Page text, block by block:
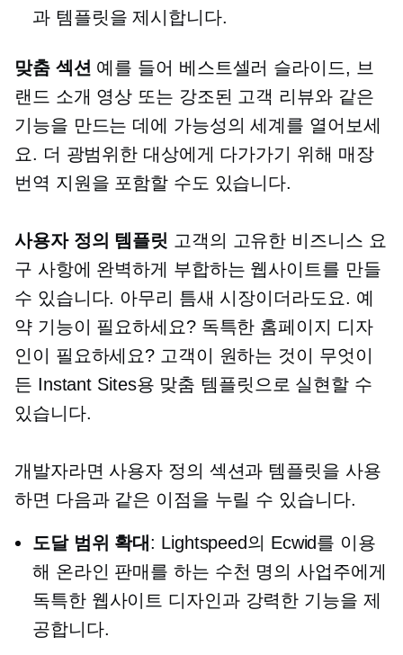
과 템플릿을 제시합니다.
맞춤 섹션 예를 들어 베스트셀러 슬라이드, 브
랜드 소개 영상 또는 강조된 고객 리뷰와 같은
기능을 만드는 데에 가능성의 세계를 열어보세
요. 더 광범위한 대상에게 다가가기 위해 매장
번역 지원을 포함할 수도 있습니다.
사용자 정의 템플릿 고객의 고유한 비즈니스 요
구 사항에 완벽하게 부합하는 웹사이트를 만들
수 있습니다. 아무리 틈새 시장이더라도요. 예
약 기능이 필요하세요? 독특한 홈페이지 디자
인이 필요하세요? 고객이 원하는 것이 무엇이
든 Instant Sites용 맞춤 템플릿으로 실현할 수
있습니다.
개발자라면 사용자 정의 섹션과 템플릿을 사용
하면 다음과 같은 이점을 누릴 수 있습니다.
도달 범위 확대 : Lightspeed의 Ecwid를 이용
해 온라인 판매를 하는 수천 명의 사업주에게
독특한 웹사이트 디자인과 강력한 기능을 제
공합니다.